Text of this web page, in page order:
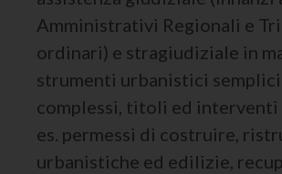
Amministrativi Regionali e
ordinari) e stragiudiziale in
strumenti urbanistici
complessi, titoli ed interventi
es. permessi di costruire,
urbanistiche ed edilizie,